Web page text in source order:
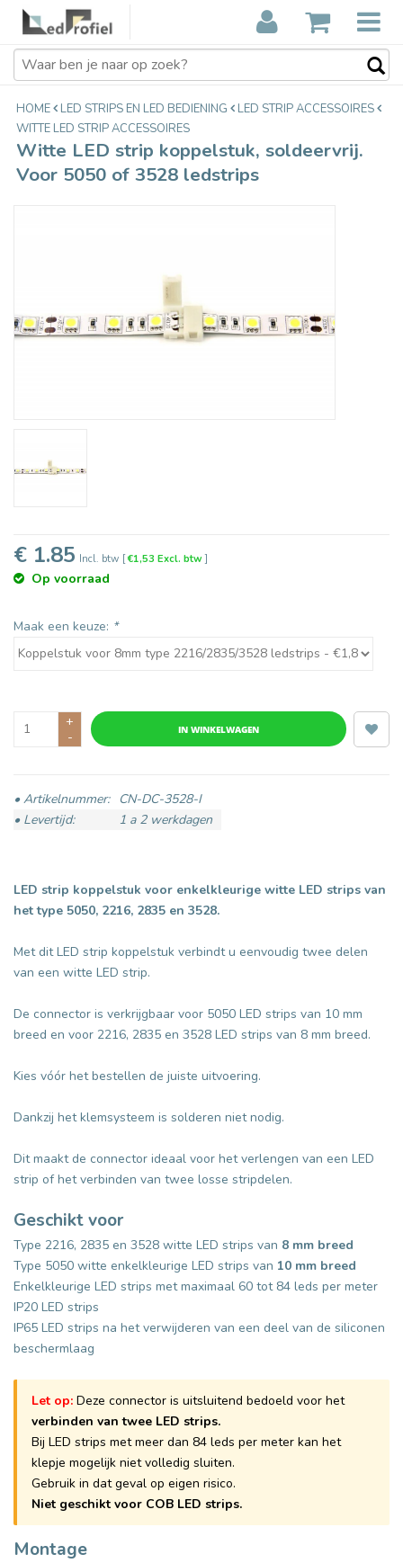
Witte LED strip koppelstuk,
soldeervrij. Voor 5050 of 3528
ledstrips
€1,85
HOME LED STRIPS EN LED BEDIENING
LED STRIP ACCESSOIRES
WITTE LED STRIP ACCESSOIRES
Witte LED strip koppelstuk, soldeervrij.
Voor 5050 of 3528 ledstrips
€ 1.85 Incl. btw [€1,53 Excl. btw]
Op voorraad
Maak een keuze: *
+
-
IN WINKELWAGEN
• Artikelnummer:
CN-DC-3528-I
• Levertijd:
1 a 2 werkdagen
LED strip koppelstuk voor enkelkleurige witte LED strips van
het type 5050, 2216, 2835 en 3528.
Met dit LED strip koppelstuk verbindt u eenvoudig twee delen
van een witte LED strip.
De connector is verkrijgbaar voor 5050 LED strips van 10 mm
breed en voor 2216, 2835 en 3528 LED strips van 8 mm breed.
Kies vóór het bestellen de juiste uitvoering.
Dankzij het klemsysteem is solderen niet nodig.
Dit maakt de connector ideaal voor het verlengen van een LED
strip of het verbinden van twee losse stripdelen.
Geschikt voor
Type 2216, 2835 en 3528 witte LED strips van 8 mm breed
Type 5050 witte enkelkleurige LED strips van 10 mm breed
Enkelkleurige LED strips met maximaal 60 tot 84 leds per meter
IP20 LED strips
IP65 LED strips na het verwijderen van een deel van de siliconen
beschermlaag
Let op: Deze connector is uitsluitend bedoeld voor het
verbinden van twee LED strips.
Bij LED strips met meer dan 84 leds per meter kan het
klepje mogelijk niet volledig sluiten.
Gebruik in dat geval op eigen risico.
Niet geschikt voor COB LED strips.
Montage